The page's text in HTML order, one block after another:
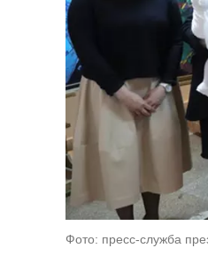
Фото: пресс-служба